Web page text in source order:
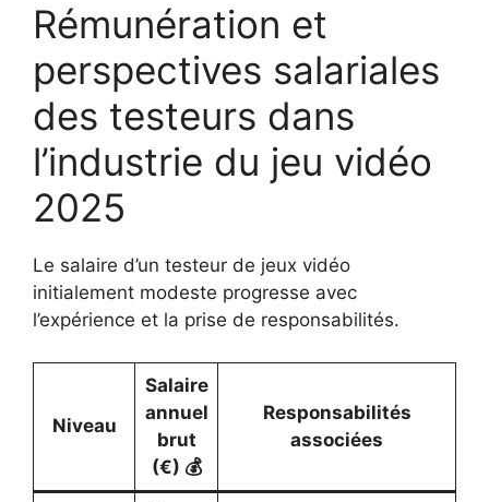
Rémunération et
perspectives salariales
des testeurs dans
l’industrie du jeu vidéo
2025
Le salaire d’un testeur de jeux vidéo
initialement modeste progresse avec
l’expérience et la prise de responsabilités.
Niveau
Salaire
annuel
brut
(€) 💰
Responsabilités
associées